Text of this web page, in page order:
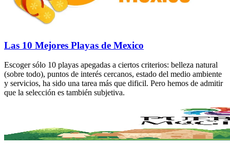
Las 10 Mejores Playas de Mexico
Escoger sólo 10 playas apegadas a ciertos criterios: belleza natural
(sobre todo), puntos de interés cercanos, estado del medio ambiente
y servicios, ha sido una tarea más que dificil. Pero hemos de admitir
que la selección es también subjetiva.